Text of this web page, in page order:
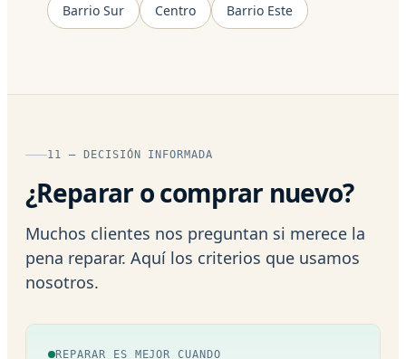
Barrio Sur Centro Barrio Este
11 — DECISIÓN INFORMADA
¿Reparar o comprar nuevo?
Muchos clientes nos preguntan si merece la
pena reparar. Aquí los criterios que usamos
nosotros.
REPARAR ES MEJOR CUANDO